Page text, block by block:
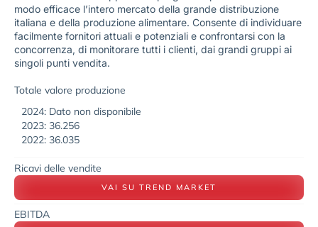
modo efficace l’intero mercato della grande distribuzione
italiana e della produzione alimentare. Consente di individuare
facilmente fornitori attuali e potenziali e confrontarsi con la
concorrenza, di monitorare tutti i clienti, dai grandi gruppi ai
singoli punti vendita.
Totale valore produzione
2024: Dato non disponibile
2023: 36.256
2022: 36.035
Ricavi delle vendite
VAI SU TREND MARKET
EBITDA